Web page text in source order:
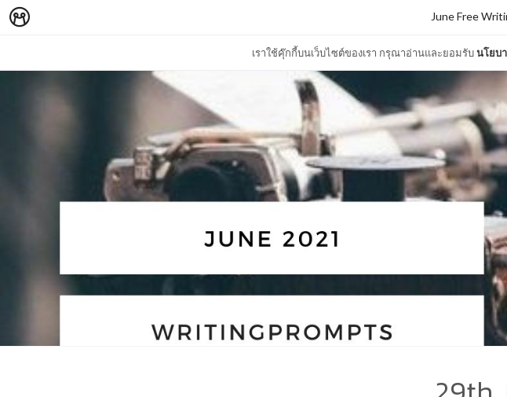
เราใช้คุ๊กกี้บนเว็บไซต์ของเรา กรุณาอ่านและยอมรับนโยบ
June Free